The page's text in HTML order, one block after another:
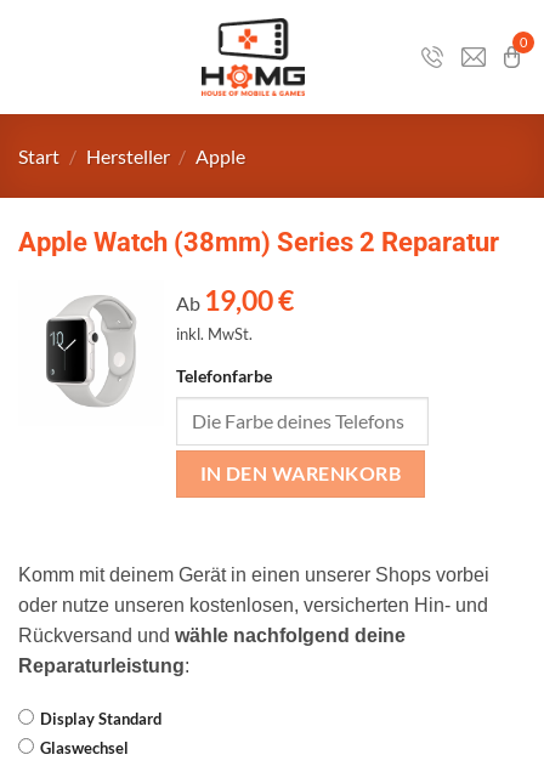
0
Start / Hersteller / Apple
Apple Watch (38mm) Series 2 Reparatur
Komm mit deinem Gerät in einen unserer Shops vorbei
oder nutze unseren kostenlosen, versicherten Hin- und
Rückversand und wähle nachfolgend deine
Reparaturleistung:
Display Standard
Glaswechsel
Telefonfarbe
IN DEN WARENKORB
Ab 19,00€
inkl. MwSt.